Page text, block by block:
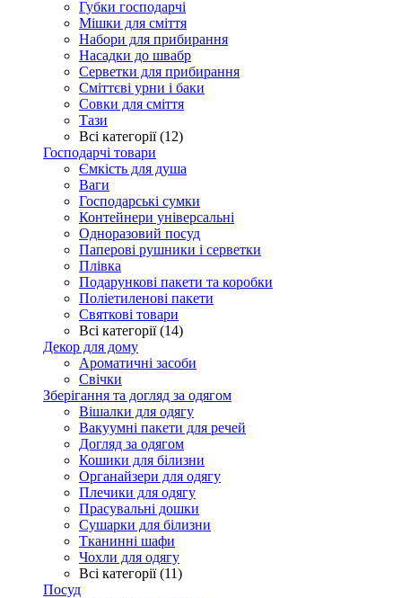
Губки господарчі
Мішки для сміття
Набори для прибирання
Насадки до швабр
Серветки для прибирання
Сміттєві урни і баки
Совки для сміття
Тази
Всі категорії (12)
Господарчі товари
Ємкість для душа
Ваги
Господарські сумки
Контейнери універсальні
Одноразовий посуд
Паперові рушники і серветки
Плівка
Подарункові пакети та коробки
Поліетиленові пакети
Святкові товари
Всі категорії (14)
Декор для дому
Ароматичні засоби
Свічки
Зберігання та догляд за одягом
Вішалки для одягу
Вакуумні пакети для речей
Догляд за одягом
Кошики для білизни
Органайзери для одягу
Плечики для одягу
Прасувальні дошки
Сушарки для білизни
Тканинні шафи
Чохли для одягу
Всі категорії (11)
Посуд